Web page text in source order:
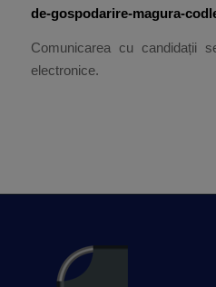
de-gospodarire-magura-
Comunicarea cu candidații
electronice.